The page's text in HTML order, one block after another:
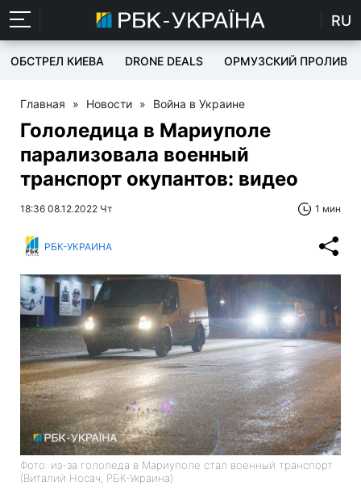
RU
ОБСТРЕЛ КИЕВА DRONE DEALS ОРМУЗСКИЙ ПРОЛИВ
Главная » Новости » Война в Украине
Гололедица в Мариуполе
парализовала военный
транспорт окупантов: видео
18:36 08.12.2022 Чт 1 мин
РБК-УКРАИНА
Фото: из-за гололеда в Мариуполе стал военный транспорт
(Виталий Носач, РБК-Украина)